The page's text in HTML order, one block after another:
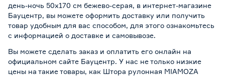
день-ночь 50х170 см бежево-серая, в интернет-магазине
Бауцентр, вы можете оформить доставку или получить
товар удобным для вас способом, для этого ознакомьтесь
с информацией о доставке и самовывозе.
Вы можете сделать заказ и оплатить его онлайн на
официальном сайте Бауцентр. У нас не только низкие
цены на такие товары, как Штора рулонная MIAMOZA